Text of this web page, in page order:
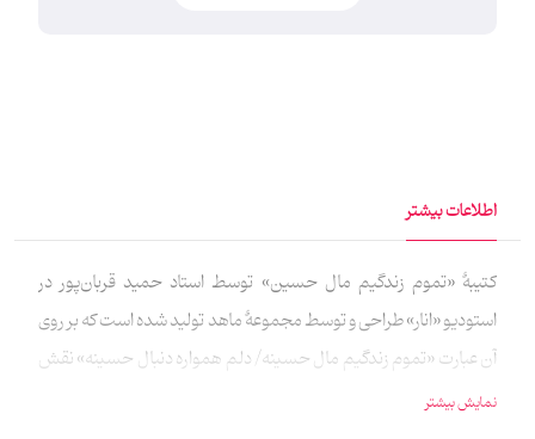
اطلاعات بیشتر
کتیبهٔ «تموم زندگیم مال حسین» توسط استاد حمید قربان‌پور در
استودیو «انار» طراحی و توسط مجموعهٔ ماهد تولید شده است که بر روی
آن عبارت «تموم زندگیم مال حسینه/ دلم همواره دنبال حسینه» نقش
نمایش بیشتر